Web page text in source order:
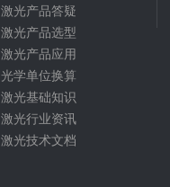
激光产品答疑
激光产品选型
激光产品应用
光学单位换算
激光基础知识
激光行业资讯
激光技术文档